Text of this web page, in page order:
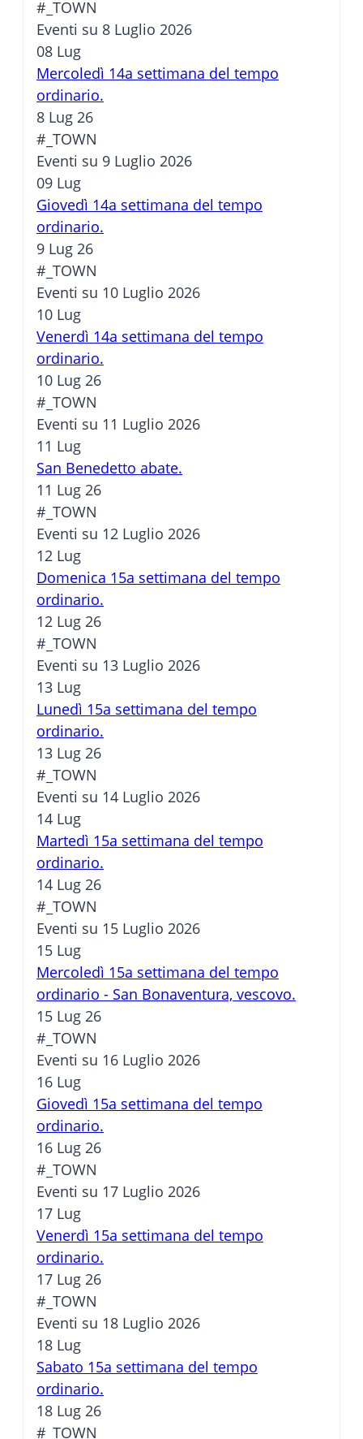
#_TOWN
Eventi su 8 Luglio 2026
08 Lug
Mercoledì 14a settimana del tempo
ordinario.
8 Lug 26
#_TOWN
Eventi su 9 Luglio 2026
09 Lug
Giovedì 14a settimana del tempo
ordinario.
9 Lug 26
#_TOWN
Eventi su 10 Luglio 2026
10 Lug
Venerdì 14a settimana del tempo
ordinario.
10 Lug 26
#_TOWN
Eventi su 11 Luglio 2026
11 Lug
San Benedetto abate.
11 Lug 26
#_TOWN
Eventi su 12 Luglio 2026
12 Lug
Domenica 15a settimana del tempo
ordinario.
12 Lug 26
#_TOWN
Eventi su 13 Luglio 2026
13 Lug
Lunedì 15a settimana del tempo
ordinario.
13 Lug 26
#_TOWN
Eventi su 14 Luglio 2026
14 Lug
Martedì 15a settimana del tempo
ordinario.
14 Lug 26
#_TOWN
Eventi su 15 Luglio 2026
15 Lug
Mercoledì 15a settimana del tempo
ordinario - San Bonaventura, vescovo.
15 Lug 26
#_TOWN
Eventi su 16 Luglio 2026
16 Lug
Giovedì 15a settimana del tempo
ordinario.
16 Lug 26
#_TOWN
Eventi su 17 Luglio 2026
17 Lug
Venerdì 15a settimana del tempo
ordinario.
17 Lug 26
#_TOWN
Eventi su 18 Luglio 2026
18 Lug
Sabato 15a settimana del tempo
ordinario.
18 Lug 26
#_TOWN